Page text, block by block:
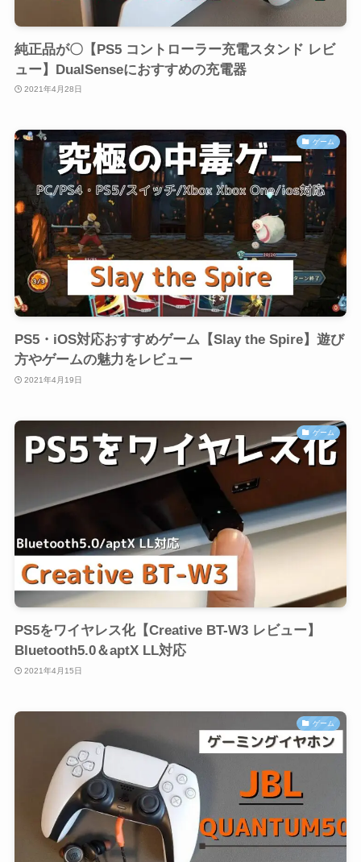
純正品が〇【PS5 コントローラー充電スタンド レビ
ュー】DualSenseにおすすめの充電器
2021年4月28日
ゲーム
PS5・iOS対応おすすめゲーム【Slay the Spire】遊び
方やゲームの魅力をレビュー
2021年4月19日
ゲーム
PS5をワイヤレス化【Creative BT-W3 レビュー】
Bluetooth5.0＆aptX LL対応
2021年4月15日
ゲーム